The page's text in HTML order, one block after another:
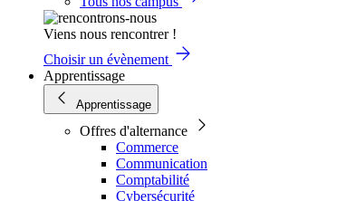
Viens nous rencontrer !
Choisir un évènement
Apprentissage
Apprentissage
Offres d'alternance
Commerce
Communication
Comptabilité
Cybersécurité